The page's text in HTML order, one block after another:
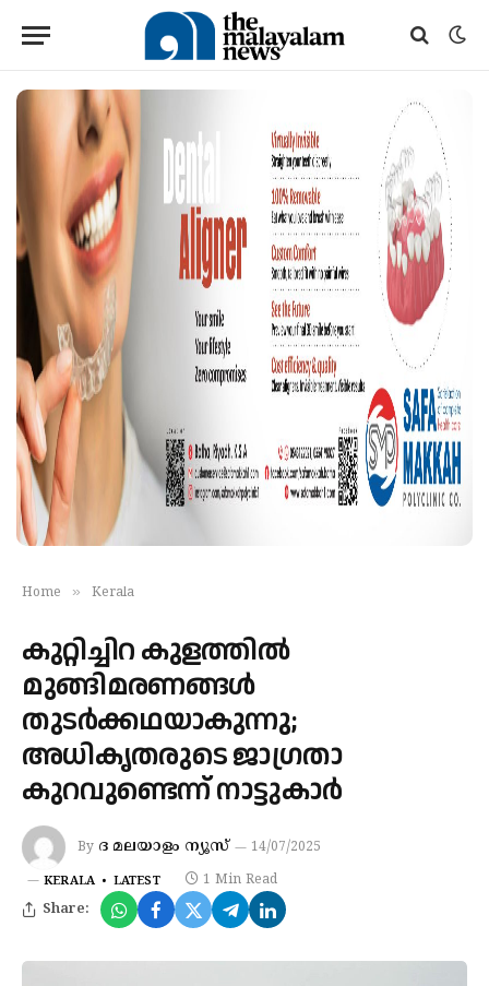
Home » Kerala
കുറ്റിച്ചിറ കുളത്തിൽ
മുങ്ങിമരണങ്ങൾ
തുടർക്കഥയാകുന്നു;
അധികൃതരു‌ടെ ‍ജാ​ഗ്രതാ
കുറവുണ്ടെന്ന് നാട്ടുകാർ
By ദ മലയാളം ന്യൂസ് 14/07/2025
KERALA LATEST 1 Min Read
Share: